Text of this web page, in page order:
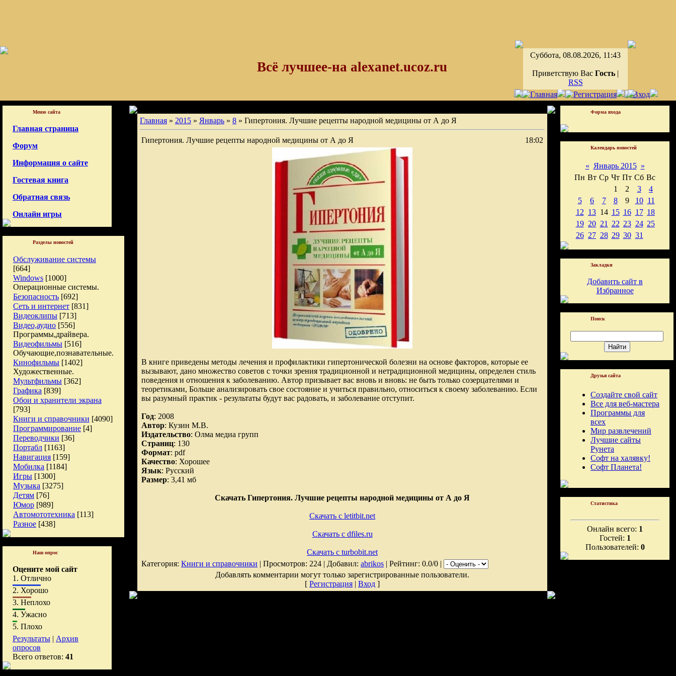
Суббота, 08.08.2026, 11:43
Приветствую Вас Гость |
RSS
Всё лучшее-на alexanet.ucoz.ru
Меню сайта
Главная страница
Форум
Информация о сайте
Гостевая книга
Обратная связь
Онлайн игры
Разделы новостей
Обслуживание системы
[664]
Windows [1000]
Операционные системы.
Безопасность [692]
Сеть и интернет [831]
Видеоклипы [713]
Видео,аудио [556]
Программы,драйвера.
Видеофильмы [516]
Обучающие,познавательные.
Кинофильмы [1402]
Художественные.
Мультфильмы [362]
Графика [839]
Обои и хранители экрана
[793]
Книги и справочники [4090]
Программирование [4]
Переводчики [36]
Портабл [1163]
Навигация [159]
Мобилка [1184]
Игры [1300]
Музыка [3275]
Детям [76]
Юмор [989]
Автомототехника [113]
Разное [438]
Наш опрос
Оцените мой сайт
1. Отлично
2. Хорошо
3. Неплохо
4. Ужасно
5. Плохо
Результаты | Архив
опросов
Всего ответов: 41
Главная » 2015 » Январь » 8 » Гипертония. Лучшие рецепты народной медицины от А до Я
Гипертония. Лучшие рецепты народной медицины от А до Я 18:02
В книге приведены методы лечения и профилактики гипертонической болезни на основе факторов, которые ее
вызывают, дано множество советов с точки зрения традиционной и нетрадиционной медицины, определен стиль
поведения и отношения к заболеванию. Автор призывает вас вновь и вновь: не быть только созерцателями и
теоретиками, Больше анализировать свое состояние и учиться правильно, относиться к своему заболеванию. Если
вы разумный практик - результаты будут вас радовать, и заболевание отступит.
Год: 2008
Автор: Кузин М.В.
Издательство: Олма медиа групп
Страниц: 130
Формат: pdf
Качество: Хорошее
Язык: Русский
Размер: 3,41 мб
Скачать Гипертония. Лучшие рецепты народной медицины от А до Я
Скачать с letitbit.net
Скачать с dfiles.ru
Скачать с turbobit.net
Категория: Книги и справочники | Просмотров: 224 | Добавил: abrikos | Рейтинг: 0.0/0 |
Добавлять комментарии могут только зарегистрированные пользователи.
[ Регистрация | Вход ]
Форма входа
Календарь новостей
« Январь 2015 »
Пн Вт Ср Чт Пт Сб Вс
1
2 3
4
5
6 7 8 9 10 11
12 13 14 15 16 17 18
19 20 21 22 23 24 25
26 27 28 29 30 31
Закладки
Добавить сайт в
Избранное
Поиск
Друзья сайта
Создайте свой сайт
Все для веб-мастера
Программы для
всех
Мир развлечений
Лучшие сайты
Рунета
Софт на халявку!
Софт Планета!
Статистика
Онлайн всего: 1
Гостей: 1
Пользователей: 0